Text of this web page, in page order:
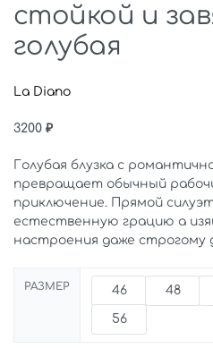
стойкой и
голубая
La Diano
3200 ₽
Голубая блузка с
превращает обычный
приключение. Прямой
естественную грацию а
настроения даже строгому
РАЗМЕР 46 48
56